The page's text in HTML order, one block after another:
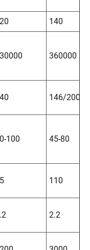
140
360000
146/200
100 45-80
110
2.2